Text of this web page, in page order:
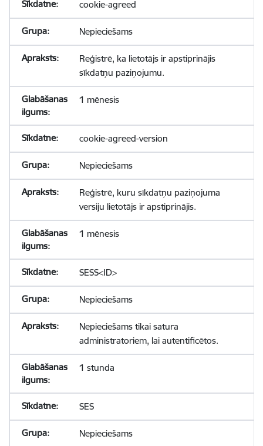
cookie-agreed
Nepieciešams
Reģistrē, ka lietotājs ir apstiprinājis
sīkdatņu paziņojumu.
1 mēnesis
cookie-agreed-version
Nepieciešams
Reģistrē, kuru sīkdatņu paziņojuma
versiju lietotājs ir apstiprinājis.
1 mēnesis
SESS<ID>
Nepieciešams
Nepieciešams tikai satura
administratoriem, lai autentificētos.
1 stunda
SES
Nepieciešams